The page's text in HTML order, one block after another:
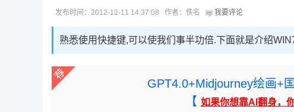
发布时间：2012-12-11 14:37:08 作者：佚名 我要评论
熟悉使用快捷键,可以使我们事半功倍.下面就是介绍
GPT4.0+Midjourney绘画+
【 如果你想靠AI翻身，